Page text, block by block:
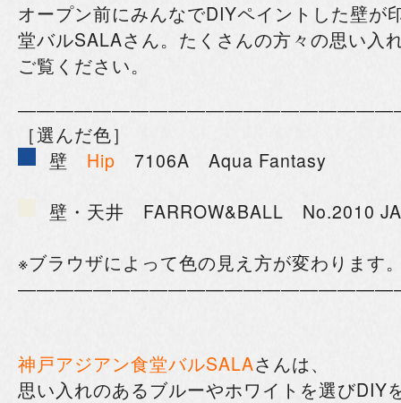
オープン前にみんなでDIYペイントした壁が
堂バルSALAさん。たくさんの方々の思い入
ご覧ください。
［選んだ色］
壁 Hip 7106A Aqua Fantasy
壁・天井 FARROW&BALL No.2010
※ブラウザによって色の見え方が変わります
神戸アジアン食堂バルSALAさんは、
思い入れのあるブルーやホワイトを選びDIY